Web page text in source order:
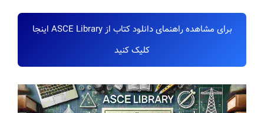
برای مشاهده راهنمای دانلود کتاب از ASCE Library اینجا
کلیک کنید